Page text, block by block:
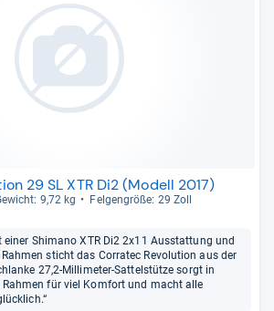
29 SL XTR Di2 (Modell 2017)
9,72 kg Fel­gen­größe: 29 Zoll
einer Shimano XTR Di2 2x11 Ausstattung und
sticht das Corratec Revolution aus der
27,2-Millimeter-Sattelstütze sorgt in
für viel Komfort und macht alle